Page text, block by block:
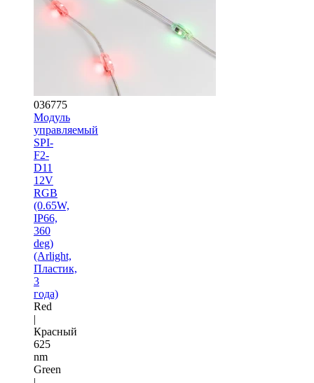
036775
Модуль
управляемый
SPI-
F2-
D11
12V
RGB
(0.65W,
IP66,
360
deg)
(Arlight,
Пластик,
3
года)
Red
Красный
625
nm
Green